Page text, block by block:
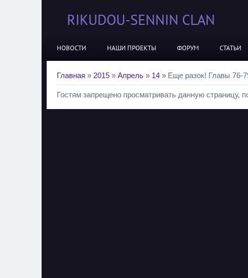
RIKUDOU-SENNIN CLAN
НОВОСТИ НАШИ ПРОЕКТЫ ФОРУМ СТАТЬИ
Главная » 2015 » Апрель » 14 » Еще разок! Главы 76-
Гостям запрещено просматривать данную страницу,